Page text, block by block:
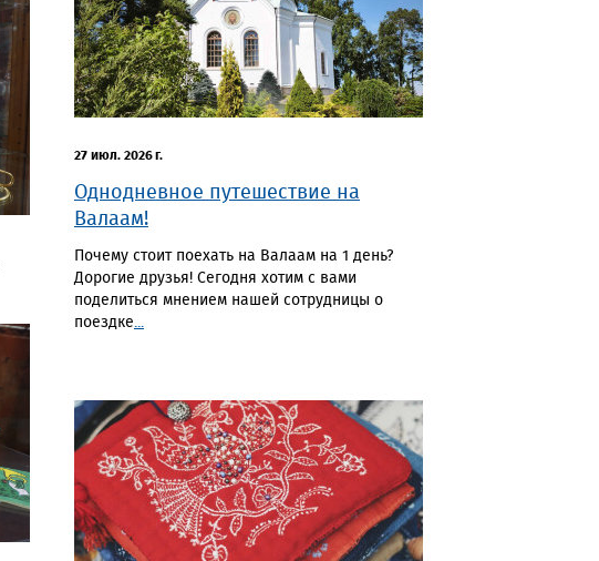
27 июл. 2026 г.
Однодневное путешествие на
Валаам!
Почему стоит поехать на Валаам на 1 день?
Дорогие друзья! Сегодня хотим с вами
поделиться мнением нашей сотрудницы о
поездке...